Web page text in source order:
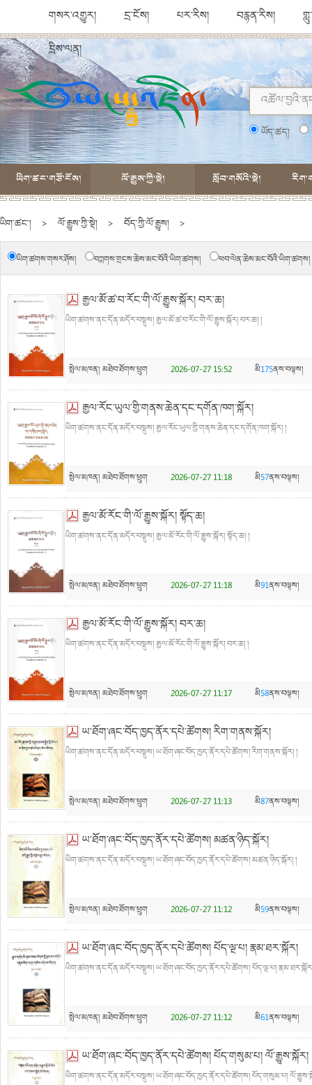
གསར་འགྱུར། དྲ་ངོས། པར་རིས། བརྙན་རིས།
དྲིས་ལན།
ཡོད་ཚད།
ཡིག་ཚང་གཙོ་ངོས། ལོ་རྒྱུས་ཀྱི་སྡེ། སློབ་གསོའི་སྡེ།
ཡིག་ཚང་། > ལོ་རྒྱུས་ཀྱི་སྡེ། > བོད་ཀྱི་ལོ་རྒྱུས། >
ཡིག་ཚགས་གསར་ཤོས། བཀླགས་གྲངས་ཆེས་མང་བོའི་ཡིག་ཚགས། ཕབ་ལེན་ཆེས་མང་བོའི་ཡིག་ཚགས།
རྒྱལ་མོ་ཚ་བ་རོང་གི་ལོ་རྒྱུས་སྐོར། བར་ཆ།
ཡིག་ཚགས་ནང་དོན་མདོར་བསྡུས། རྒྱལ་མོ་ཚ་བ་རོང་གི་ལོ་རྒྱུས་སྐོར། བར་ཆ། །
སྤེལ་མཁན། མཐེབ་ཐོགས་ཕྲུག 2026-07-27 15:52 མི175ནས་བལྟས།
རྒྱལ་རོང་ཡུལ་གྱི་གནས་ཆེན་དང་དགོན་ཁག་སྐོར།
ཡིག་ཚགས་ནང་དོན་མདོར་བསྡུས། རྒྱལ་རོང་ཡུལ་གྱི་གནས་ཆེན་དང་དགོན་ཁག་སྐོར། །
སྤེལ་མཁན། མཐེབ་ཐོགས་ཕྲུག 2026-07-27 11:18 མི57ནས་བལྟས།
རྒྱལ་མོ་རོང་གི་ལོ་རྒྱུས་སྐོར། སྟོད་ཆ།
ཡིག་ཚགས་ནང་དོན་མདོར་བསྡུས། རྒྱལ་མོ་རོང་གི་ལོ་རྒྱུས་སྐོར། སྟོད་ཆ། །
སྤེལ་མཁན། མཐེབ་ཐོགས་ཕྲུག 2026-07-27 11:18 མི91ནས་བལྟས།
རྒྱལ་མོ་རོང་གི་ལོ་རྒྱུས་སྐོར། བར་ཆ།
ཡིག་ཚགས་ནང་དོན་མདོར་བསྡུས། རྒྱལ་མོ་རོང་གི་ལོ་རྒྱུས་སྐོར། བར་ཆ། །
སྤེལ་མཁན། མཐེབ་ཐོགས་ཕྲུག 2026-07-27 11:17 མི58ནས་བལྟས།
ཡ་ཐོག་ཞང་བོད་ཁྱད་ནོར་དཔེ་ཚོགས། རིག་གནས་སྐོར།
ཡིག་ཚགས་ནང་དོན་མདོར་བསྡུས། ཡ་ཐོག་ཞང་བོད་ཁྱད་ནོར་དཔེ་ཚོགས། རིག་གནས་སྐོར། །
སྤེལ་མཁན། མཐེབ་ཐོགས་ཕྲུག 2026-07-27 11:13 མི87ནས་བལྟས།
ཡ་ཐོག་ཞང་བོད་ཁྱད་ནོར་དཔེ་ཚོགས། མཚན་ཉིད་སྐོར།
ཡིག་ཚགས་ནང་དོན་མདོར་བསྡུས། ཡ་ཐོག་ཞང་བོད་ཁྱད་ནོར་དཔེ་ཚོགས། མཚན་ཉིད་སྐོར། །
སྤེལ་མཁན། མཐེབ་ཐོགས་ཕྲུག 2026-07-27 11:12 མི59ནས་བལྟས།
ཡ་ཐོག་ཞང་བོད་ཁྱད་ནོར་དཔེ་ཚོགས། པོད་ལྔ་པ། རྣམ་ཐར་སྐོར།
ཡིག་ཚགས་ནང་དོན་མདོར་བསྡུས། ཡ་ཐོག་ཞང་བོད་ཁྱད་ནོར་དཔེ་ཚོགས། པོད་ལྔ་པ།
སྤེལ་མཁན། མཐེབ་ཐོགས་ཕྲུག 2026-07-27 11:12 མི61ནས་བལྟས།
ཡ་ཐོག་ཞང་བོད་ཁྱད་ནོར་དཔེ་ཚོགས། པོད་གསུམ་པ། ལོ་རྒྱུས་སྐོར།
ཡིག་ཚགས་ནང་དོན་མདོར་བསྡུས། ཡ་ཐོག་ཞང་བོད་ཁྱད་ནོར་དཔེ་ཚོགས། པོད་གསུམ་པ།